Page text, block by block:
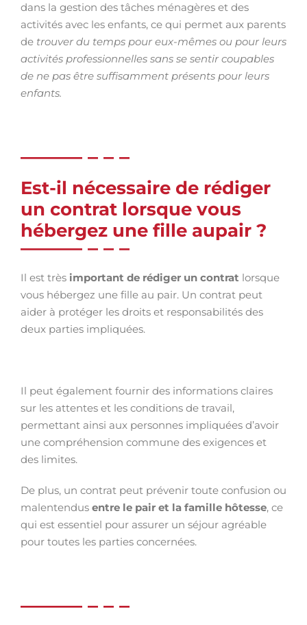
dans la gestion des tâches ménagères et des
activités avec les enfants, ce qui permet aux parents
de trouver du temps pour eux-mêmes ou pour leurs
activités professionnelles sans se sentir coupables
de ne pas être suffisamment présents pour leurs
enfants.
Est-il nécessaire de rédiger
un contrat lorsque vous
hébergez une fille aupair ?
Il est très important de rédiger un contrat lorsque
vous hébergez une fille au pair. Un contrat peut
aider à protéger les droits et responsabilités des
deux parties impliquées.
Il peut également fournir des informations claires
sur les attentes et les conditions de travail,
permettant ainsi aux personnes impliquées d’avoir
une compréhension commune des exigences et
des limites.
De plus, un contrat peut prévenir toute confusion ou
malentendus entre le pair et la famille hôtesse, ce
qui est essentiel pour assurer un séjour agréable
pour toutes les parties concernées.